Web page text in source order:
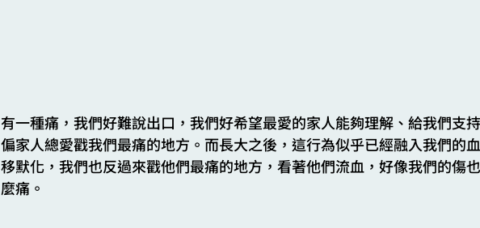
有一種痛，我們好難說出口，我們好希望最愛的家人能夠理解、給我們支
偏家人總愛戳我們最痛的地方。而長大之後，這行為似乎已經融入我們的
移默化，我們也反過來戳他們最痛的地方，看著他們流血，好像我們的傷
麼痛。